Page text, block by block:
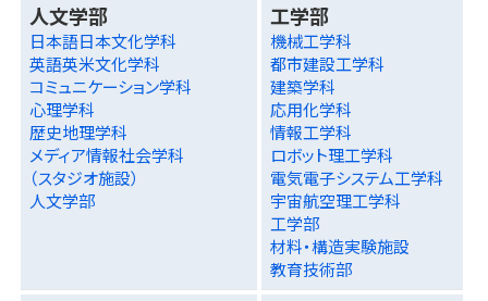
人文学部
日本語日本文化学科
英語英米文化学科
コミュニケーション学科
心理学科
歴史地理学科
メディア情報社会学科
（スタジオ施設）
人文学部
工学部
機械工学科
都市建設工学科
建築学科
応用化学科
情報工学科
ロボット理工学科
電気電子システム工学科
宇宙航空理工学科
工学部
材料・構造実験施設
教育技術部